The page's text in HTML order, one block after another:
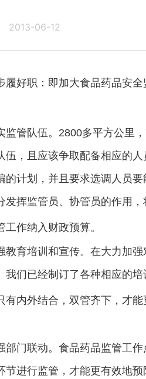
2013-06-12
履好职：即加大食品药品安
管队伍。 2800多平方公里，
伍，且应该争取配备相应的
的计划，并且要求选调人员
发挥监管员、协管员的作用
作纳入财政预算。
教育培训和宣传。在大力加
我们已经制订了各种相应的
内外结合，双管齐下，才
部门联动。食品药品监管工
节进行监管，才能更有效地